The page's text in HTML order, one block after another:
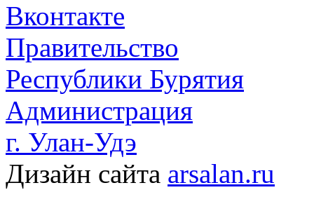
Вконтакте
Правительство
Республики Бурятия
Администрация
г. Улан-Удэ
Дизайн сайта arsalan.ru